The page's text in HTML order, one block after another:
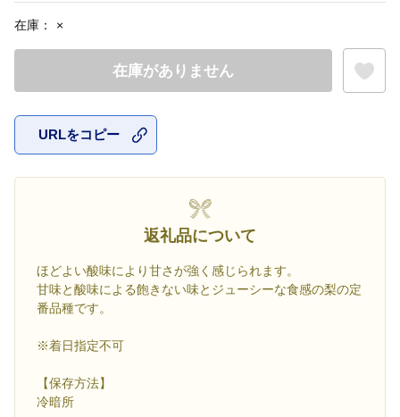
在庫： ×
在庫がありません
URLをコピー
返礼品について
ほどよい酸味により甘さが強く感じられます。
甘味と酸味による飽きない味とジューシーな食感の梨の定
番品種です。
※着日指定不可
【保存方法】
冷暗所